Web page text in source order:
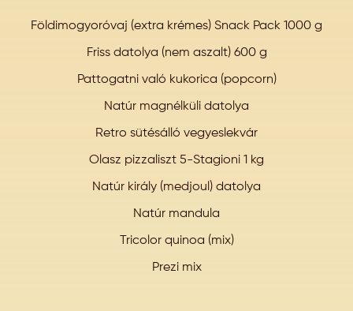
Földimogyoróvaj (extra krémes) Snack Pack 1000 g
Friss datolya (nem aszalt) 600 g
Pattogatni való kukorica (popcorn)
Natúr magnélküli datolya
Retro sütésálló vegyeslekvár
Olasz pizzaliszt 5-Stagioni 1 kg
Natúr király (medjoul) datolya
Natúr mandula
Tricolor quinoa (mix)
Prezi mix